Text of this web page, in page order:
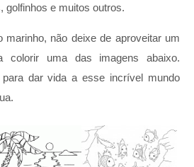
golfinhos e muitos outros.
marinho, não deixe de aproveitar um
colorir uma das imagens abaixo.
dar vida a esse incrível mundo